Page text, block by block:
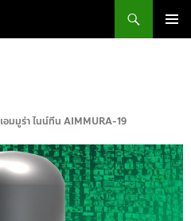
เอมมูร่า ไนน์ทีน AIMMURA-19